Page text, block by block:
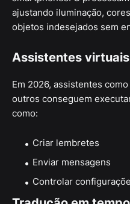
ajustando iluminação,
objetos indesejados sem
Assistentes
Em 2026, assistentes
outros conseguem
como:
Criar lembretes
Enviar mensagens
Controlar